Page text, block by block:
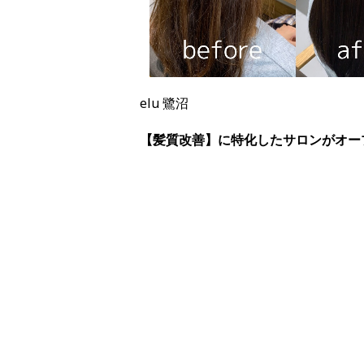
elu 鷺沼
【髪質改善】に特化したサロンがオ